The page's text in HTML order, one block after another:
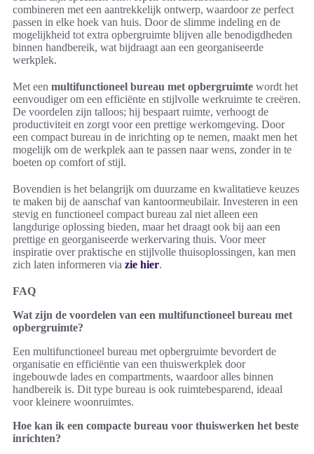
combineren met een aantrekkelijk ontwerp, waardoor ze perfect
passen in elke hoek van huis. Door de slimme indeling en de
mogelijkheid tot extra opbergruimte blijven alle benodigdheden
binnen handbereik, wat bijdraagt aan een georganiseerde
werkplek.
Met een multifunctioneel bureau met opbergruimte wordt het
eenvoudiger om een efficiënte en stijlvolle werkruimte te creëren.
De voordelen zijn talloos; hij bespaart ruimte, verhoogt de
productiviteit en zorgt voor een prettige werkomgeving. Door
een compact bureau in de inrichting op te nemen, maakt men het
mogelijk om de werkplek aan te passen naar wens, zonder in te
boeten op comfort of stijl.
Bovendien is het belangrijk om duurzame en kwalitatieve keuzes
te maken bij de aanschaf van kantoormeubilair. Investeren in een
stevig en functioneel compact bureau zal niet alleen een
langdurige oplossing bieden, maar het draagt ook bij aan een
prettige en georganiseerde werkervaring thuis. Voor meer
inspiratie over praktische en stijlvolle thuisoplossingen, kan men
zich laten informeren via zie hier.
FAQ
Wat zijn de voordelen van een multifunctioneel bureau met
opbergruimte?
Een multifunctioneel bureau met opbergruimte bevordert de
organisatie en efficiëntie van een thuiswerkplek door
ingebouwde lades en compartments, waardoor alles binnen
handbereik is. Dit type bureau is ook ruimtebesparend, ideaal
voor kleinere woonruimtes.
Hoe kan ik een compacte bureau voor thuiswerken het beste
inrichten?